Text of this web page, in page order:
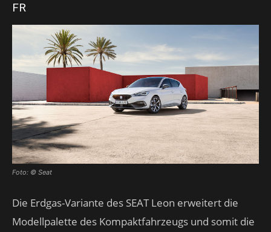
FR
Foto: © Seat
Die Erdgas-Variante des SEAT Leon erweitert die
Modellpalette des Kompaktfahrzeugs und somit die